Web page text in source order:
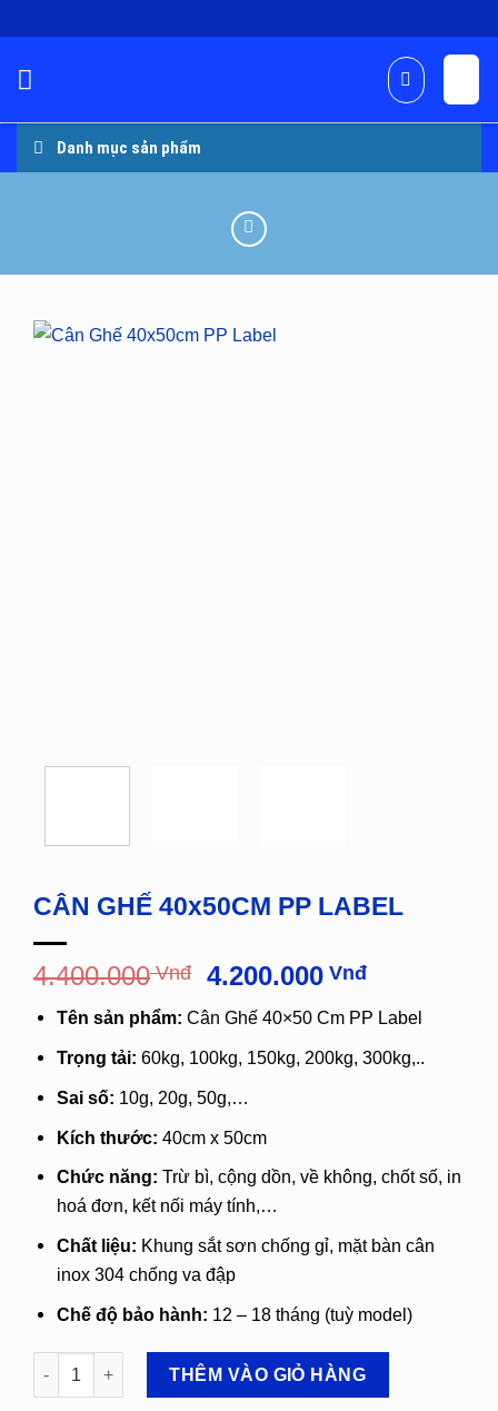
to
content
Danh mục sản phẩm
CÂN GHẾ 40x50CM PP LABEL
4.400.000Vnđ
Giá
là:
4.400.000
4.200.000 VnđGiá
tại
là:
Tên sản phẩm: Cân Ghế 40×50 Cm PP Label
Trọng tải: 60kg, 100kg, 150kg, 200kg, 300kg,..
Sai số: 10g, 20g, 50g,…
Kích thước: 40cm x 50cm
Chức năng: Trừ bì, cộng dồn, về không, chốt số, in
hoá đơn, kết nối máy tính,…
Chất liệu: Khung sắt sơn chống gỉ, mặt bàn cân
inox 304 chống va đập
Chế độ bảo hành: 12 – 18 tháng (tuỳ model)
CÂN GHẾ 40x50CM PP LABEL số lượng
THÊM VÀO GIỎ HÀNG